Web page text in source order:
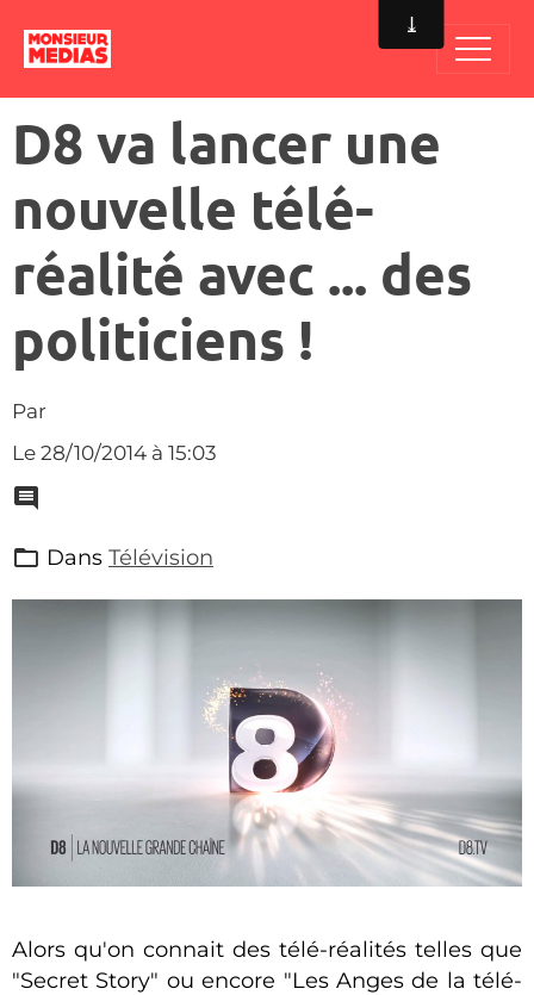
D8 va lancer une
nouvelle télé-
réalité avec ... des
politiciens !
Par
Le 28/10/2014 à 15:03
Dans Télévision
Alors qu'on connait des télé-réalités telles que
"Secret Story" ou encore "Les Anges de la télé-